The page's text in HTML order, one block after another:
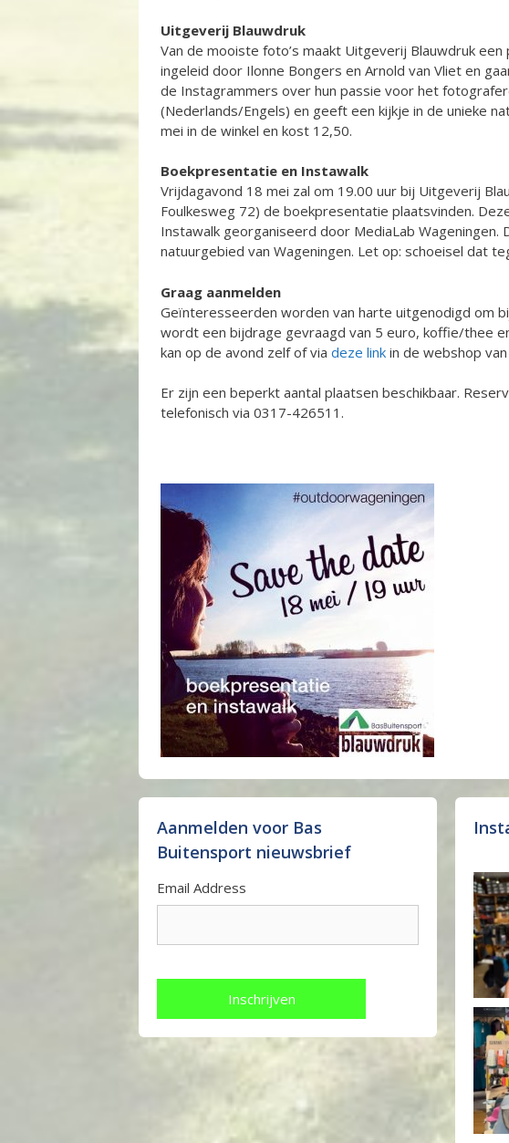
Uitgeverij Blauwdruk
Van de mooiste foto’s maakt Uitgeverij Blauwdruk
ingeleid door Ilonne Bongers en Arnold van Vliet en
de Instagrammers over hun passie voor het
(Nederlands/Engels) en geeft een kijkje in de unieke
mei in de winkel en kost 12,50.
Boekpresentatie en Instawalk
Vrijdagavond 18 mei zal om 19.00 uur bij Uitgeverij
Foulkesweg 72) de boekpresentatie plaatsvinden.
Instawalk georganiseerd door MediaLab
natuurgebied van Wageningen. Let op: schoeisel dat
Graag aanmelden
Geïnteresseerden worden van harte uitgenodigd om
wordt een bijdrage gevraagd van 5 euro, koffie/thee
kan op de avond zelf of via deze link in de webshop
Er zijn een beperkt aantal plaatsen beschikbaar.
telefonisch via 0317-426511.
Aanmelden voor Bas
Buitensport nieuwsbrief
Email Address